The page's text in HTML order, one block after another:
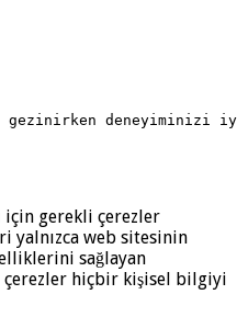
deneyiminizi
için gerekli çerezler
yalnızca web sitesinin
sağlayan
hiçbir kişisel bilgiyi